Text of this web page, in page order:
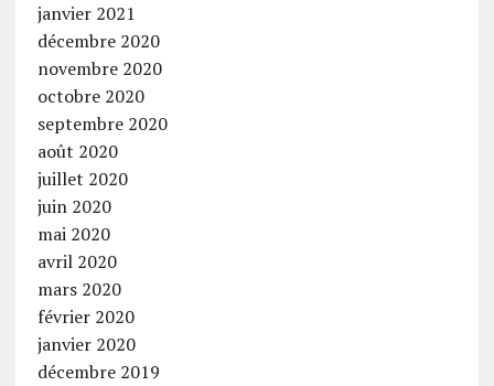
janvier 2021
décembre 2020
novembre 2020
octobre 2020
septembre 2020
août 2020
juillet 2020
juin 2020
mai 2020
avril 2020
mars 2020
février 2020
janvier 2020
décembre 2019